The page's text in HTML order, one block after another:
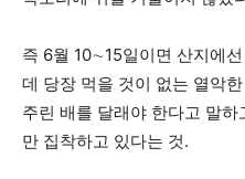
즉 6월 10∼15일이면 산지에
데 당장 먹을 것이 없는 열악
주린 배를 달래야 한다고 말
만 집착하고 있다는 것.